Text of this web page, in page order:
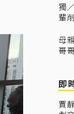
獨
輩
母
哥
即
賈